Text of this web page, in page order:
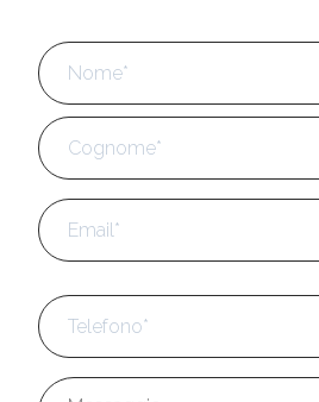
Nome
Email
Telefono *
Messaggio